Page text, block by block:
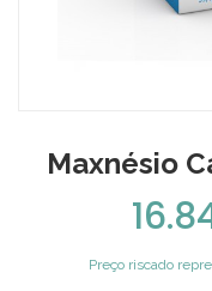
Maxnésio
Preço riscado